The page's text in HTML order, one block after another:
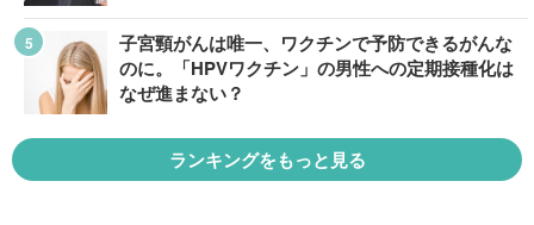
子宮頸がんは唯一、ワクチンで予防できるがんな
のに。「HPVワクチン」の男性への定期接種化は
なぜ進まない？
ランキングをもっと見る